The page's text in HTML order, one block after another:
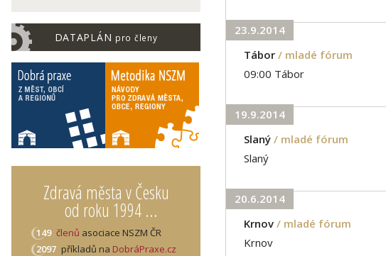
DATAPLÁN pro členy
Zdravá města v Česku
od roku 1994 ...
149 členů asociace NSZM ČR
2097 příkladů na DobráPraxe.cz
23.9.2014
Tábor / mladé fórum
09:00 Tábor
19.9.2014
Slaný / mladé fórum
Slaný
20.6.2014
Krnov / mladé fórum
Krnov